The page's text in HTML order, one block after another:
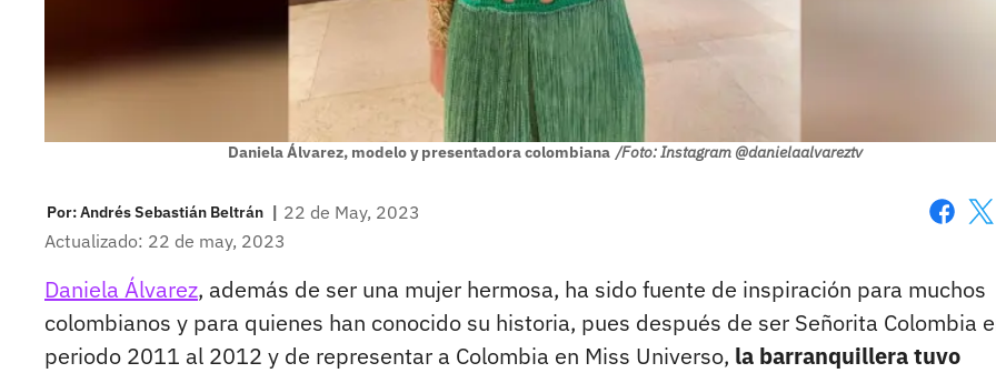
Daniela Álvarez, modelo y presentadora colombiana /Foto: Instagram @danielaalvareztv
Por:Andrés Sebastián Beltrán | 22 de May, 2023
Actualizado: 22 de may, 2023
Daniela Álvarez, además de ser una mujer hermosa, ha sido fuente de inspiración para muchos
colombianos y para quienes han conocido su historia, pues después de ser Señorita Colombia
periodo 2011 al 2012 y de representar a Colombia en Miss Universo, la barranquillera tuvo